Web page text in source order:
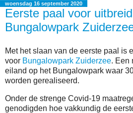
woensdag 16 september 2020
Eerste paal voor
Bungalowpark
Met het slaan van de eerste paal is
voor Bungalowpark Zuiderzee. Een
eiland op het Bungalowpark waar
worden gerealiseerd.
Onder de strenge Covid-19
genodigden hoe vakkundig de